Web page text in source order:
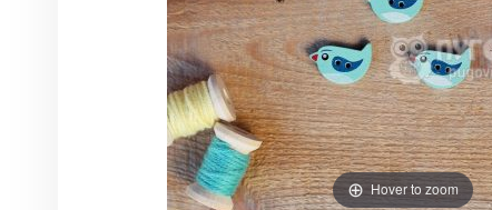
Hover to zoom